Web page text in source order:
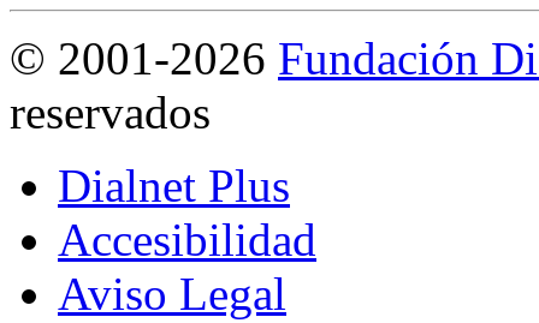
© 2001-2026 Fundación
reservados
Dialnet Plus
Accesibilidad
Aviso Legal